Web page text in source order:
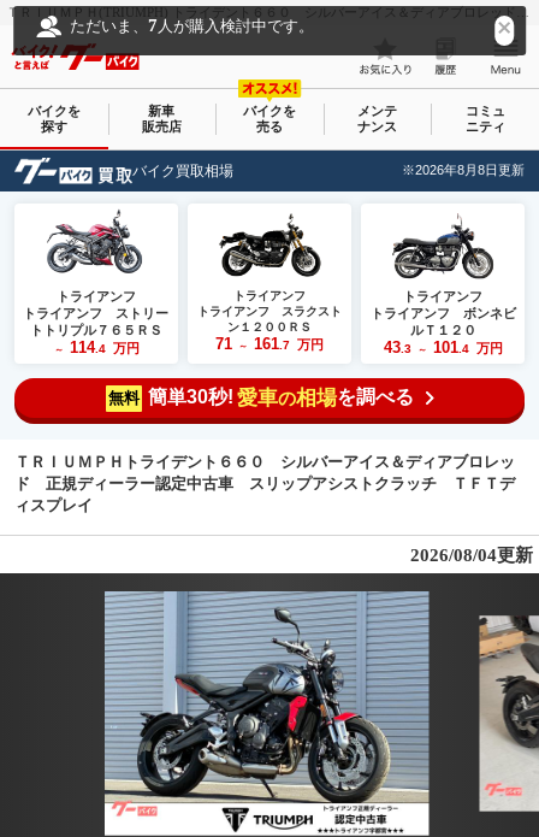
ＴＲＩＵＭＰＨ(TRIUMPH) トライデント６６０ シルバーアイス＆ディアブロレッド 正規ディーラー認定中古車 スリップアシストクラッチ ＴＦＴディスプレイ｜トライアンフ宇都宮｜新車・中古バイクなら【グーバイク(GooBike)】
ただいま、7 人が購入検討中です。
バイクを
探す
新車
販売店
バイクを
売る
メンテ
ナンス
コミュ
ニティ
バイク買取相場 ※2026年8月8日更新
トライアンフ
トライアンフ ストリー
トトリプル７６５ＲＳ
～ 114.4 万円
トライアンフ
トライアンフ スラクスト
ン１２００ＲＳ
71 ～ 161 .7 万円
トライアンフ
トライアンフ ボンネビ
ルＴ１２０
43.3 ～ 101.4 万円
無料 簡単30秒! 愛車の相場を調べる
ＴＲＩＵＭＰＨトライデント６６０ シルバーアイス＆ディアブロレッ
ド 正規ディーラー認定中古車 スリップアシストクラッチ ＴＦＴデ
ィスプレイ
2026/08/04更新